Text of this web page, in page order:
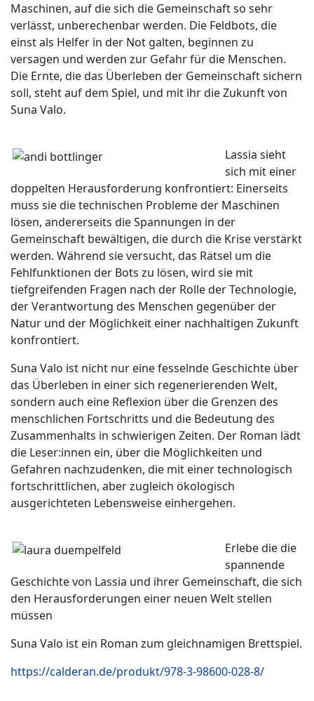
Maschinen, auf die sich die Gemeinschaft so sehr
verlässt, unberechenbar werden. Die Feldbots, die
einst als Helfer in der Not galten, beginnen zu
versagen und werden zur Gefahr für die Menschen.
Die Ernte, die das Überleben der Gemeinschaft sichern
soll, steht auf dem Spiel, und mit ihr die Zukunft von
Suna Valo.
Lassia sieht
sich mit einer
doppelten Herausforderung konfrontiert: Einerseits
muss sie die technischen Probleme der Maschinen
lösen, andererseits die Spannungen in der
Gemeinschaft bewältigen, die durch die Krise verstärkt
werden. Während sie versucht, das Rätsel um die
Fehlfunktionen der Bots zu lösen, wird sie mit
tiefgreifenden Fragen nach der Rolle der Technologie,
der Verantwortung des Menschen gegenüber der
Natur und der Möglichkeit einer nachhaltigen Zukunft
konfrontiert.
Suna Valo ist nicht nur eine fesselnde Geschichte über
das Überleben in einer sich regenerierenden Welt,
sondern auch eine Reflexion über die Grenzen des
menschlichen Fortschritts und die Bedeutung des
Zusammenhalts in schwierigen Zeiten. Der Roman lädt
die Leser:innen ein, über die Möglichkeiten und
Gefahren nachzudenken, die mit einer technologisch
fortschrittlichen, aber zugleich ökologisch
ausgerichteten Lebensweise einhergehen.
Erlebe die die
spannende
Geschichte von Lassia und ihrer Gemeinschaft, die sich
den Herausforderungen einer neuen Welt stellen
müssen
Suna Valo ist ein Roman zum gleichnamigen Brettspiel.
https://calderan.de/produkt/978-3-98600-028-8/